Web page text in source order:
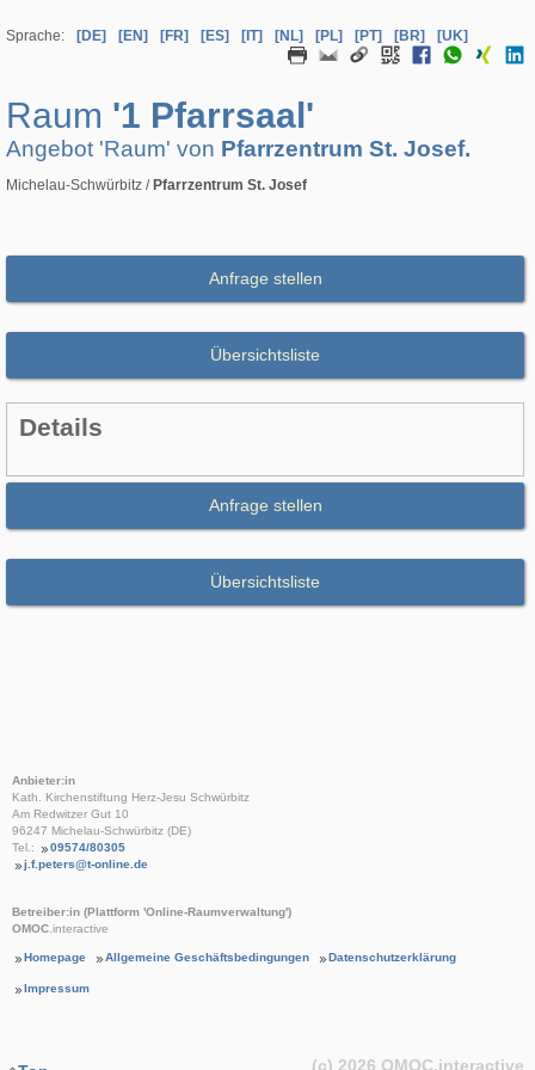
Sprache: [DE] [EN] [FR] [ES] [IT] [NL] [PL] [PT] [BR] [UK]
Raum '1 Pfarrsaal'
Angebot 'Raum' von Pfarrzentrum St. Josef.
Michelau-Schwürbitz / Pfarrzentrum St. Josef
Anfrage stellen
Übersichtsliste
Details
Anfrage stellen
Übersichtsliste
Anbieter:in
Kath. Kirchenstiftung Herz-Jesu Schwürbitz
Am Redwitzer Gut 10
96247 Michelau-Schwürbitz (DE)
Tel.:
09574/80305
j.f.peters@t-online.de
Betreiber:in (Plattform 'Online-Raumverwaltung')
OMOC.interactive
Homepage Allgemeine Geschäftsbedingungen Datenschutzerklärung
Impressum
(c) 2026 OMOC.interactive